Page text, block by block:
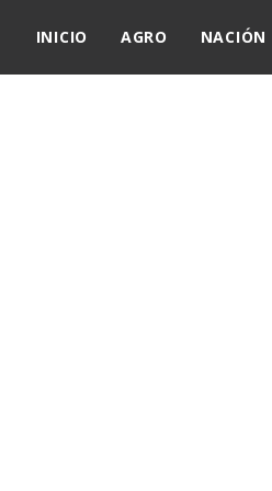
INICIO AGRO NACIÓN